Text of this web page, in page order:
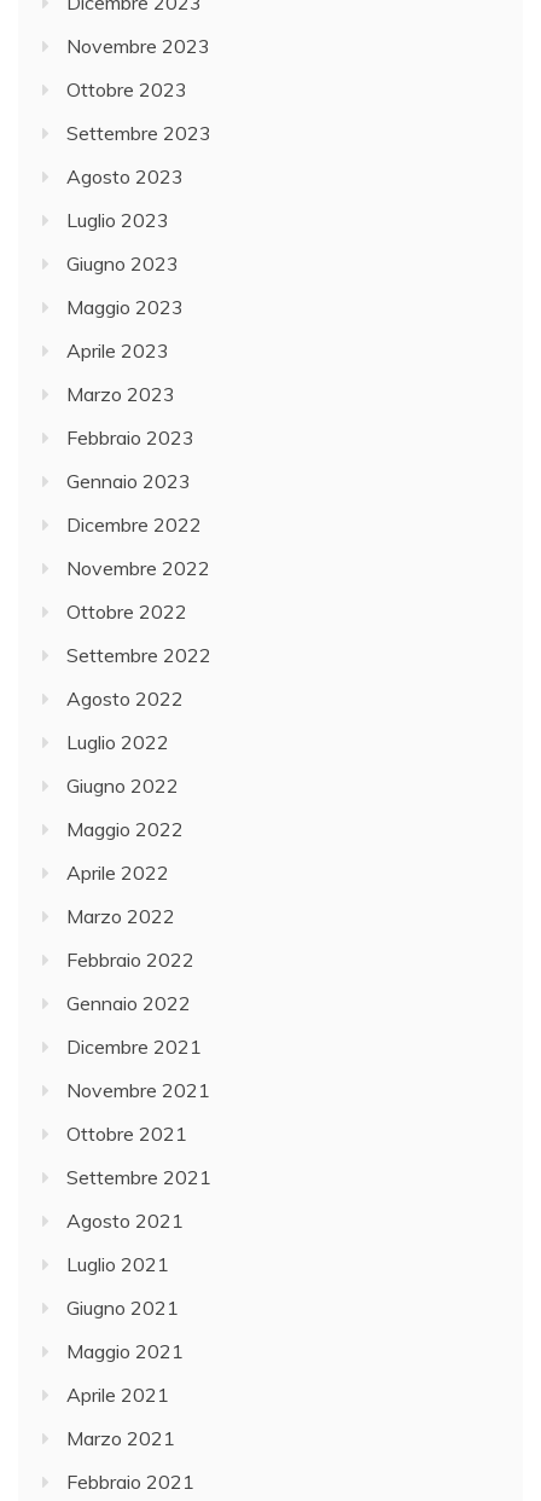
Novembre 2023
Ottobre 2023
Settembre 2023
Agosto 2023
Luglio 2023
Giugno 2023
Maggio 2023
Aprile 2023
Marzo 2023
Febbraio 2023
Gennaio 2023
Dicembre 2022
Novembre 2022
Ottobre 2022
Settembre 2022
Agosto 2022
Luglio 2022
Giugno 2022
Maggio 2022
Aprile 2022
Marzo 2022
Febbraio 2022
Gennaio 2022
Dicembre 2021
Novembre 2021
Ottobre 2021
Settembre 2021
Agosto 2021
Luglio 2021
Giugno 2021
Maggio 2021
Aprile 2021
Marzo 2021
Febbraio 2021